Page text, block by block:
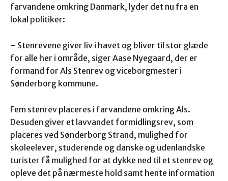
farvandene omkring Danmark, lyder det nu fra en
lokal politiker:
– Stenrevene giver liv i havet og bliver til stor glæde
for alle her i område, siger Aase Nyegaard, der er
formand for Als Stenrev og viceborgmester i
Sønderborg kommune.
Fem stenrev placeres i farvandene omkring Als.
Desuden giver et lavvandet formidlingsrev, som
placeres ved Sønderborg Strand, mulighed for
skoleelever, studerende og danske og udenlandske
turister få mulighed for at dykke ned til et stenrev og
opleve det på nærmeste hold samt hente information